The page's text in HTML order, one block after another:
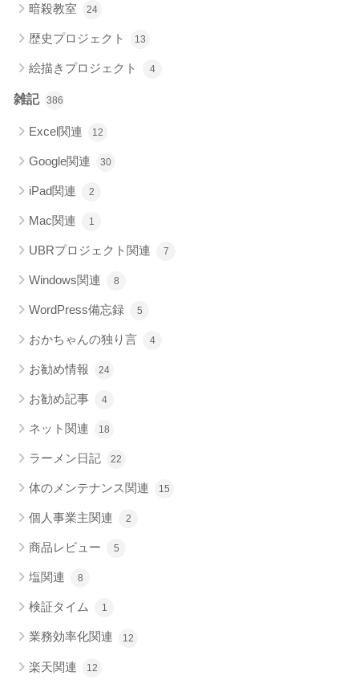
暗殺教室 24
歴史プロジェクト 13
絵描きプロジェクト 4
雑記 386
Excel関連 12
Google関連 30
iPad関連 2
Mac関連 1
UBRプロジェクト関連 7
Windows関連 8
WordPress備忘録 5
おかちゃんの独り言 4
お勧め情報 24
お勧め記事 4
ネット関連 18
ラーメン日記 22
体のメンテナンス関連 15
個人事業主関連 2
商品レビュー 5
塩関連 8
検証タイム 1
業務効率化関連 12
楽天関連 12